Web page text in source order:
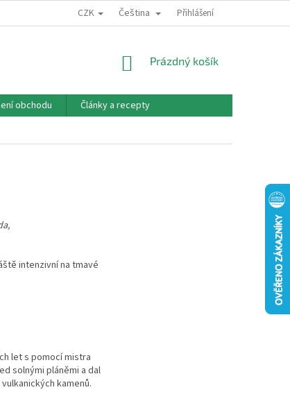
OCHRANY OSOBNÍCH ÚDAJŮ PŘEDPLATNÉ
CZK Čeština Přihlášení
NÁKUPNÍ
Prázdný košík
obchodu
Články a recepty
intenzivní na tmavé
let s pomocí mistra
solnými pláněmi a dal
kamenů.